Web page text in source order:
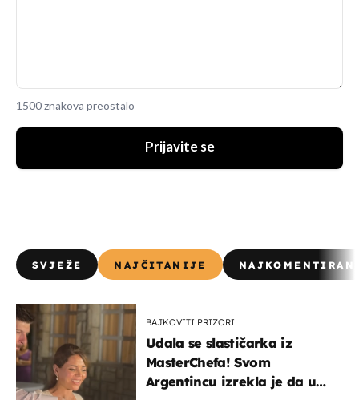
1500 znakova preostalo
Prijavite se
SVJEŽE NAJČITANIJE
BAJKOVITI PRIZORI
Udala se slastičarka iz
MasterChefa! Svom
Argentincu izrekla je da u